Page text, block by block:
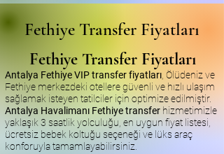
Fethiye Transfer Fiyatları
Fethiye Transfer Fiyatları
Antalya Fethiye VIP transfer fiyatları, Ölüdeniz ve
Fethiye merkezdeki otellere güvenli ve hızlı ulaşım
sağlamak isteyen tatilciler için optimize edilmiştir.
Antalya Havalimanı Fethiye transfer hizmetimizle
yaklaşık 3 saatlik yolculuğu, en uygun fiyat listesi,
ücretsiz bebek koltuğu seçeneği ve lüks araç
konforuyla tamamlayabilirsiniz.